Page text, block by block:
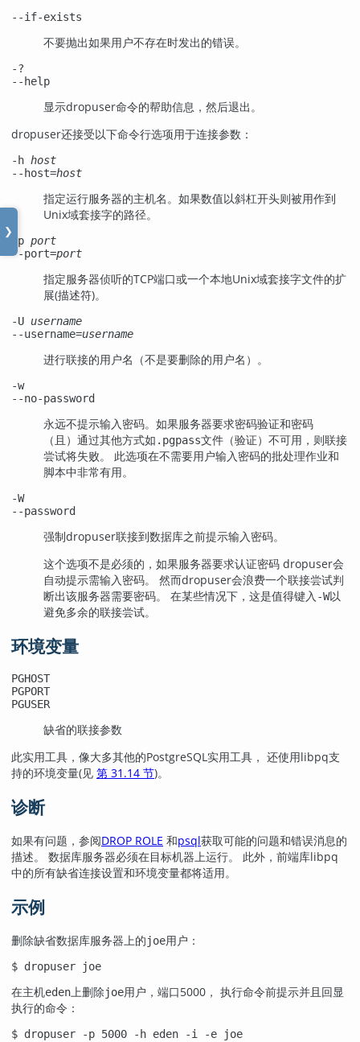
❯
--if-exists
不要抛出如果用户不存在时发出的错误。
-?
--help
显示dropuser命令的帮助信息，然后退出。
dropuser还接受以下命令行选项用于连接参数：
-h host
--host=host
指定运行服务器的主机名。如果数值以斜杠开头则被用作到
Unix域套接字的路径。
-p port
--port=port
指定服务器侦听的TCP端口或一个本地Unix域套接字文件的扩
展(描述符)。
-U username
--username=username
进行联接的用户名（不是要删除的用户名）。
-w
--no-password
永远不提示输入密码。如果服务器要求密码验证和密码
（且）通过其他方式如 .pgpass文件（验证）不可用，则联接
尝试将失败。 此选项在不需要用户输入密码的批处理作业和
脚本中非常有用。
-W
--password
强制dropuser联接到数据库之前提示输入密码。
这个选项不是必须的，如果服务器要求认证密码 dropuser会
自动提示需输入密码。 然而dropuser会浪费一个联接尝试判
断出该服务器需要密码。 在某些情况下，这是值得键入 -W以
避免多余的联接尝试。
环境变量
PGHOST
PGPORT
PGUSER
缺省的联接参数
此实用工具，像大多其他的PostgreSQL实用工具， 还使用libpq支
持的环境变量(见 第 31.14 节)。
诊断
如果有问题，参阅DROP ROLE 和psql获取可能的问题和错误消息的
描述。 数据库服务器必须在目标机器上运行。 此外，前端库libpq
中的所有缺省连接设置和环境变量都将适用。
示例
删除缺省数据库服务器上的joe用户：
$ dropuser joe
在主机eden上删除joe用户，端口5000， 执行命令前提示并且回显
执行的命令：
$ dropuser -p 5000 -h eden -i -e joe